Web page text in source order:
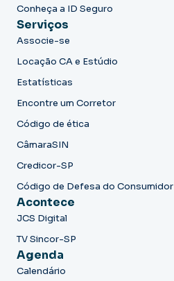
Conheça a ID Seguro
Serviços
Associe-se
Locação CA e Estúdio
Estatísticas
Encontre um Corretor
Código de ética
CâmaraSIN
Credicor-SP
Código de Defesa do Consumidor
Acontece
JCS Digital
TV Sincor-SP
Agenda
Calendário